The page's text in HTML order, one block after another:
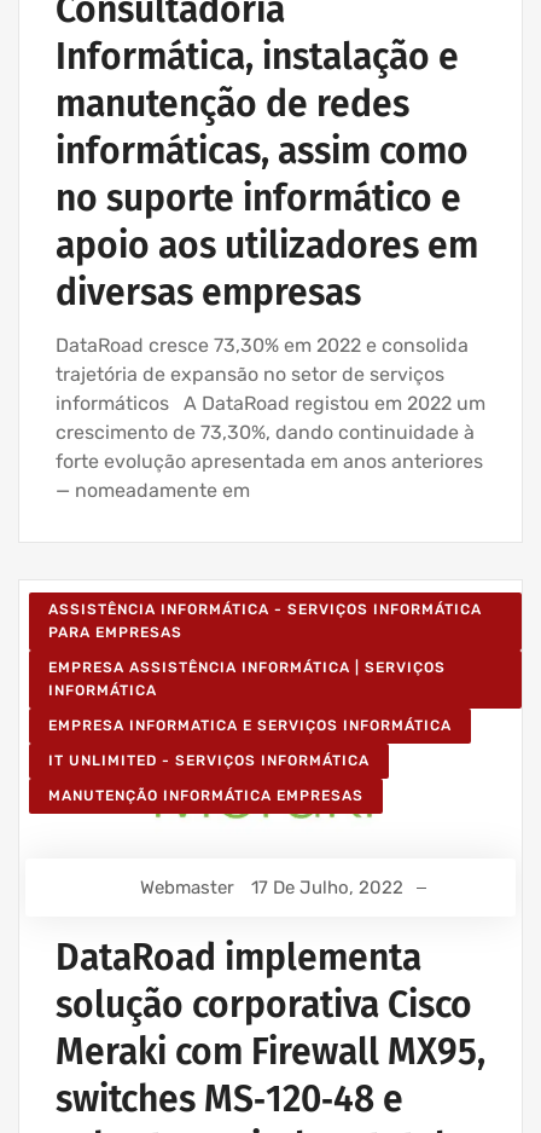
Consultadoria
Informática, instalação e
manutenção de redes
informáticas, assim como
no suporte informático e
apoio aos utilizadores em
diversas empresas
DataRoad cresce 73,30% em 2022 e consolida
trajetória de expansão no setor de serviços
informáticos A DataRoad registou em 2022 um
crescimento de 73,30%, dando continuidade à
forte evolução apresentada em anos anteriores
— nomeadamente em
ASSISTÊNCIA INFORMÁTICA - SERVIÇOS INFORMÁTICA
PARA EMPRESAS
EMPRESA ASSISTÊNCIA INFORMÁTICA | SERVIÇOS
INFORMÁTICA
EMPRESA INFORMATICA E SERVIÇOS INFORMÁTICA
IT UNLIMITED - SERVIÇOS INFORMÁTICA
MANUTENÇÃO INFORMÁTICA EMPRESAS
Webmaster 17 De Julho, 2022
DataRoad implementa
solução corporativa Cisco
Meraki com Firewall MX95,
switches MS‑120‑48 e